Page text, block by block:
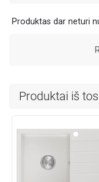
Produktas dar neturi
Produktai iš